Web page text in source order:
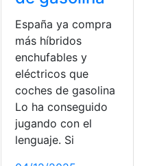
España ya compra
más híbridos
enchufables y
eléctricos que
coches de gasolina
Lo ha conseguido
jugando con el
lenguaje. Si